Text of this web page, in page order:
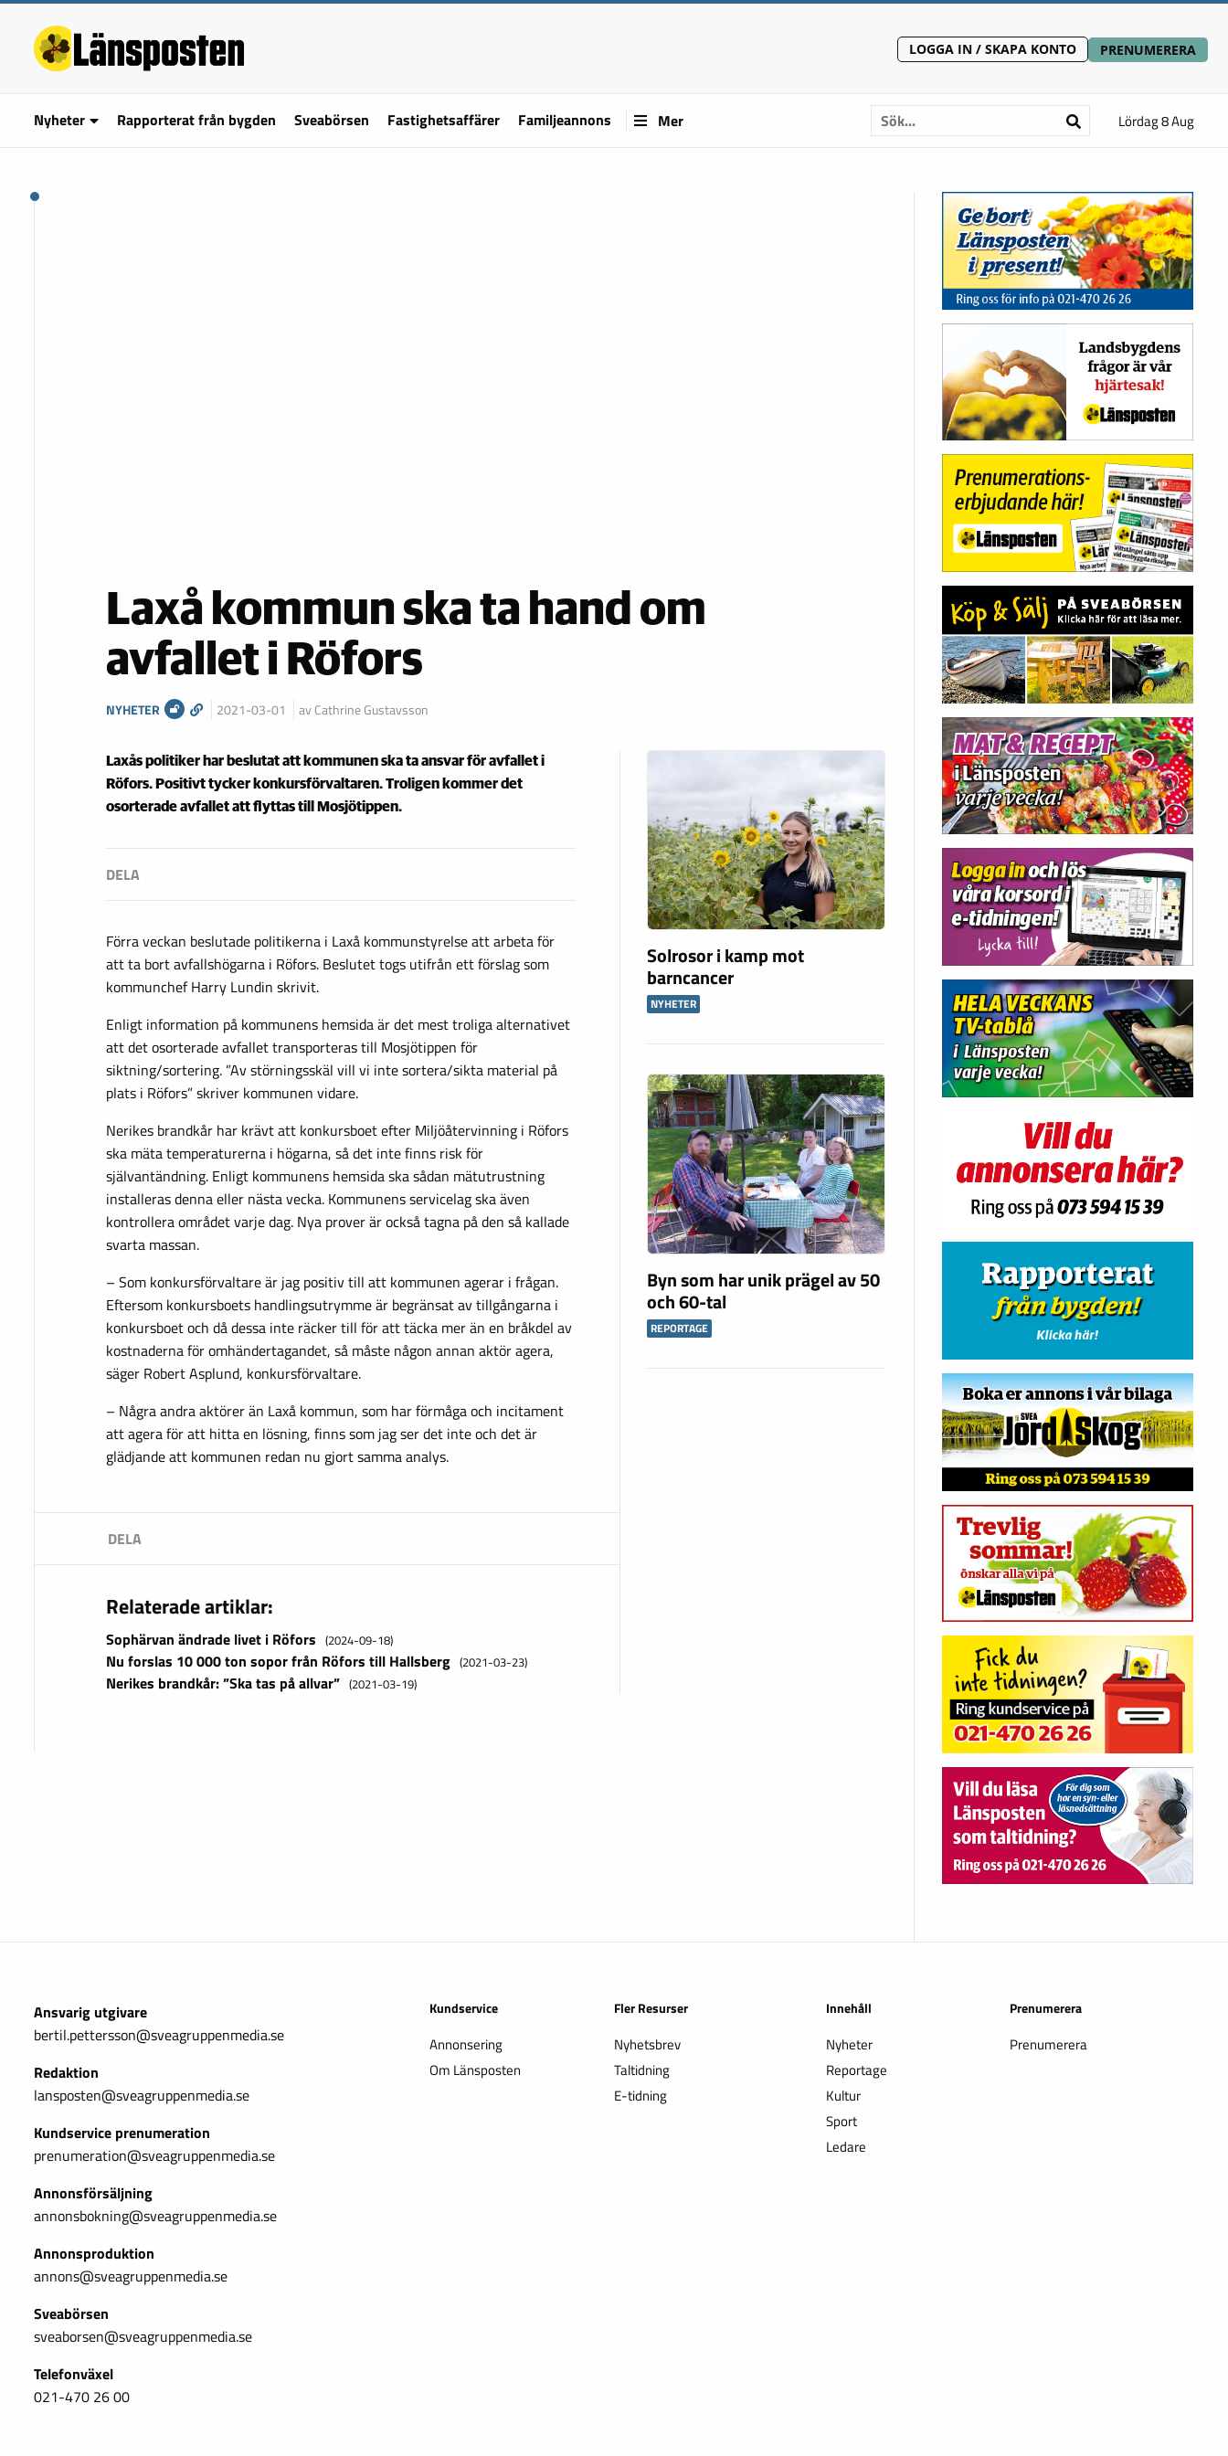
LOGGA IN / SKAPA KONTO PRENUMERERA
Nyheter Rapporterat från bygden Sveabörsen Fastighetsaffärer Familjeannons Mer Lördag 8 Aug
Laxå kommun ska ta hand om
avfallet i Röfors
NYHETER 2021-03-01 av Cathrine Gustavsson
Laxås politiker har beslutat att kommunen ska ta ansvar för avfallet i
Röfors. Positivt tycker konkursförvaltaren. Troligen kommer det
osorterade avfallet att flyttas till Mosjötippen.
Förra veckan beslutade politikerna i Laxå kommunstyrelse att arbeta för
att ta bort avfallshögarna i Röfors. Beslutet togs utifrån ett förslag som
kommunchef Harry Lundin skrivit.
Enligt information på kommunens hemsida är det mest troliga alternativet
att det osorterade avfallet transporteras till Mosjötippen för
siktning/sortering. ”Av störningsskäl vill vi inte sortera/sikta material på
plats i Röfors” skriver kommunen vidare.
Nerikes brandkår har krävt att konkursboet efter Miljöåtervinning i Röfors
ska mäta temperaturerna i högarna, så det inte finns risk för
självantändning. Enligt kommunens hemsida ska sådan mätutrustning
installeras denna eller nästa vecka. Kommunens servicelag ska även
kontrollera området varje dag. Nya prover är också tagna på den så kallade
svarta massan.
– Som konkursförvaltare är jag positiv till att kommunen agerar i frågan.
Eftersom konkursboets handlingsutrymme är begränsat av tillgångarna i
konkursboet och då dessa inte räcker till för att täcka mer än en bråkdel av
kostnaderna för omhändertagandet, så måste någon annan aktör agera,
säger Robert Asplund, konkursförvaltare.
– Några andra aktörer än Laxå kommun, som har förmåga och incitament
att agera för att hitta en lösning, finns som jag ser det inte och det är
glädjande att kommunen redan nu gjort samma analys.
Relaterade artiklar:
Sophärvan ändrade livet i Röfors (2024-09-18)
Nu forslas 10 000 ton sopor från Röfors till Hallsberg (2021-03-23)
Nerikes brandkår: ”Ska tas på allvar” (2021-03-19)
Solrosor i kamp mot
barncancer
NYHETER
Byn som har unik prägel av 50
och 60-tal
REPORTAGE
Ansvarig utgivare
bertil.pettersson@sveagruppenmedia.se
Redaktion
lansposten@sveagruppenmedia.se
Kundservice prenumeration
prenumeration@sveagruppenmedia.se
Annonsförsäljning
annonsbokning@sveagruppenmedia.se
Annonsproduktion
annons@sveagruppenmedia.se
Sveabörsen
sveaborsen@sveagruppenmedia.se
Telefonväxel
021-470 26 00
Kundservice
Annonsering
Om Länsposten
Fler Resurser
Nyhetsbrev
Taltidning
E-tidning
Innehåll
Nyheter
Reportage
Kultur
Sport
Ledare
Prenumerera
Prenumerera